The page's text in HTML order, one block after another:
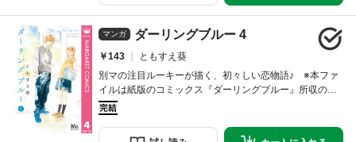
視線が熱くて…!?（別冊マーガレットsister掲載「隣のカ
マンガ ダーリングブルー 4
￥143
ともすえ葵
別マの注目ルーキーが描く、初々しい恋物語♪ ※本ファ
イルは紙版のコミックス『ダーリングブルー』所収の読
み切り作品『おんなじ高さで』を収録しています。ご注
意ください。／琴葉は、自分と同じくらいの背の高さの
大次が気になってる。同じ高さに顔があって、すぐ横か